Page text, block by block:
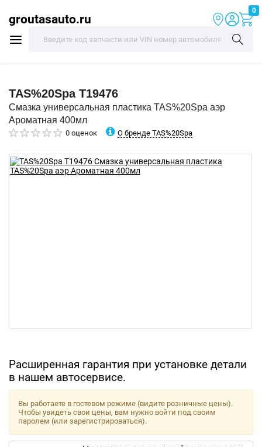
groutasauto.ru
0
TAS%20Spa T19476
Смазка универсальная пластика TAS%20Spa аэр
Ароматная 400мл
0 оценок О бренде TAS%20Spa
Расширенная гарантия при установке детали
в нашем автосервисе.
Вы работаете в гостевом режиме (видите розничные цены).
Чтобы увидеть свои цены, вам нужно войти под своим
паролем (или зарегистрироваться).